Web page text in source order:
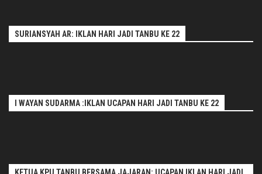
SURIANSYAH AR: IKLAN HARI JADI TANBU KE 22
I WAYAN SUDARMA :IKLAN UCAPAN HARI JADI TANBU KE 22